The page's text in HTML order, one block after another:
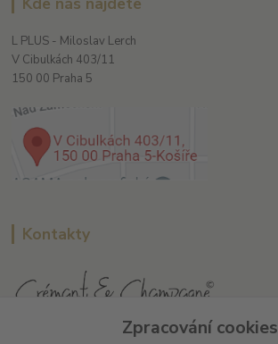
L PLUS - Miloslav Lerch
V Cibulkách 403/11
150 00 Praha 5
Kontakty
Zpracování cookies